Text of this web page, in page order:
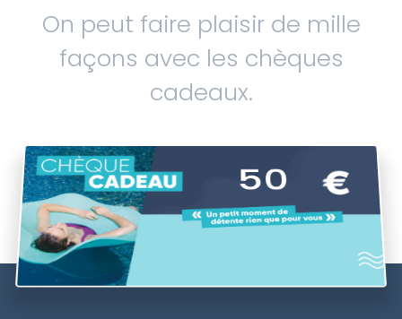
On peut faire plaisir de mille
façons avec les chèques
cadeaux.
50